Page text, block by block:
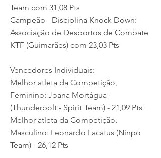
Team com 31,08 Pts
Campeão - Disciplina Knock Down:
Associação de Desportos de Combate
KTF (Guimarães) com 23,03 Pts
Vencedores Individuais:
Melhor atleta da Competição,
Feminino: Joana Mortágua -
(Thunderbolt - Spirit Team) - 21,09 Pts
Melhor atleta da Competição,
Masculino: Leonardo Lacatus (Ninpo
Team) - 26,12 Pts